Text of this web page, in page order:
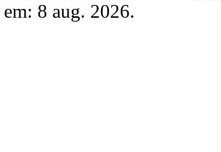
em: 8 aug. 2026.